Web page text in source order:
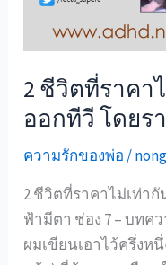
2 ชีวิตที่ราคา
ออกทีวี โดยร
ความรักของพ่อ /
2 ชีวิตที่ราคาไม่เท่า
ฟ้ามีตา ช่อง 7 – บทค
ผมเขียนเอาไว้ครึ่งหนึ่